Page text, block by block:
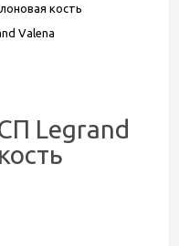
кость
Valena
Legrand